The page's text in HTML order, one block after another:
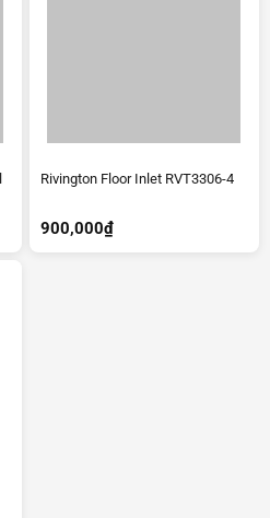
Rivington Floor Inlet RVT3306-4
900,000₫